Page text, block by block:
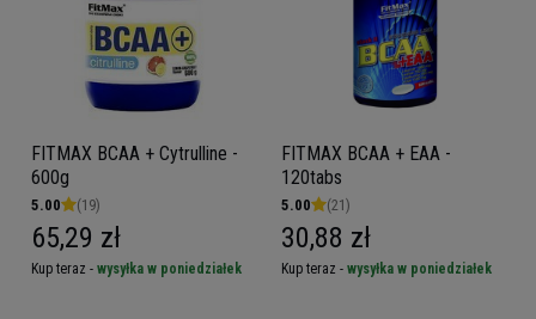
FITMAX BCAA + Cytrulline -
600g
5.00 (19)
65,29 zł
Kup teraz - wysyłka w poniedziałek
FITMAX BCAA + EAA -
120tabs
5.00 (21)
30,88 zł
Kup teraz - wysyłka w poniedziałek